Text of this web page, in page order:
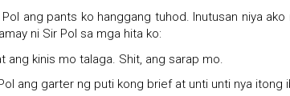
ang pants ko hanggang tuhod. Inutusan niya
ni Sir Pol sa mga hita ko:
ang kinis mo talaga. Shit, ang sarap mo.
ang garter ng puti kong brief at unti unti nya itong